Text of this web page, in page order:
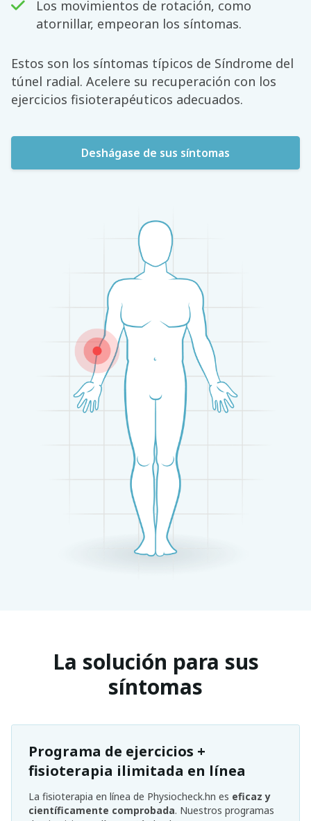
Los movimientos de rotación, como
atornillar, empeoran los síntomas.
Estos son los síntomas típicos de Síndrome del
túnel radial. Acelere su recuperación con los
ejercicios fisioterapéuticos adecuados.
Deshágase de sus síntomas
La solución para sus
síntomas
Programa de ejercicios +
fisioterapia ilimitada en línea
La fisioterapia en línea de Physiocheck.hn es eficaz y
científicamente comprobada. Nuestros programas